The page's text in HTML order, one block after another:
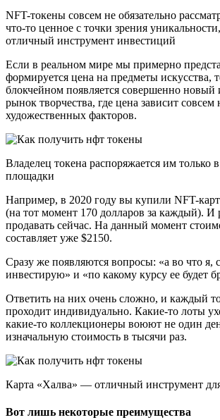
NFT-токены совсем не обязательно
что-то ценное с точки зрения
отличный инструмент инвестиций
Если в реальном мире мы примерно
формируется цена на предметы искусства,
блокчейном появляется совершенно
рынок творчества, где цена зависит совсем
художественных факторов.
Владелец токена распоряжается им только
площадки
Например, в 2020 году вы купили NFT-
(на тот момент 170 долларов за каждый). И
продавать сейчас. На данный момент
составляет уже $2150.
Сразу же появляются вопросы: «а во что я,
инвестирую» и «по какому курсу ее будет
Ответить на них очень сложно, и каждый
проходит индивидуально. Какие-то лоты
какие-то коллекционеры воюют не один
изначальную стоимость в тысячи раз.
Карта «Халва» — отличный инструмент
Вот лишь некоторые преимущества